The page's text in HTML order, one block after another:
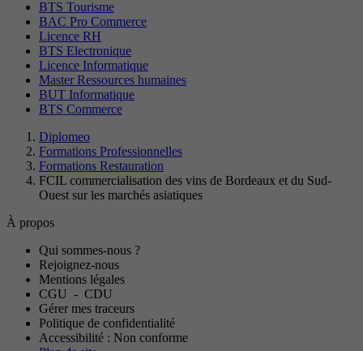
BTS Tourisme
BAC Pro Commerce
Licence RH
BTS Electronique
Licence Informatique
Master Ressources humaines
BUT Informatique
BTS Commerce
Diplomeo
Formations Professionnelles
Formations Restauration
FCIL commercialisation des vins de Bordeaux et du Sud-
Ouest sur les marchés asiatiques
À propos
Qui sommes-nous ?
Rejoignez-nous
Mentions légales
CGU - CDU
Gérer mes traceurs
Politique de confidentialité
Accessibilité : Non conforme